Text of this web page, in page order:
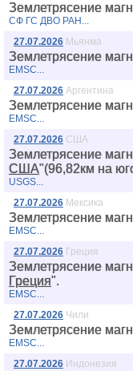
Землетрясение
СФ ГС ДВО РАН...
27.07.2026 Мьянма
Землетрясение
EMSC...
27.07.2026 Аргентина
Землетрясение
EMSC...
27.07.2026 США
Землетрясение
США"(96,82км на
USGS...
27.07.2026 Мексика
Землетрясение
EMSC...
27.07.2026 Греция
Землетрясение
Греция".
EMSC...
27.07.2026 Чили
Землетрясение
EMSC...
27.07.2026 Индонезия